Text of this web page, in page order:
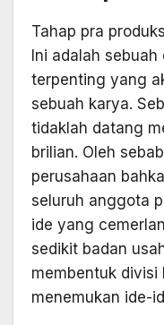
Tahap pra
Ini adalah
terpenting yang
sebuah karya.
tidaklah datang
brilian. Oleh
perusahaan
seluruh anggota
ide yang
sedikit badan
membentuk
menemukan ide-